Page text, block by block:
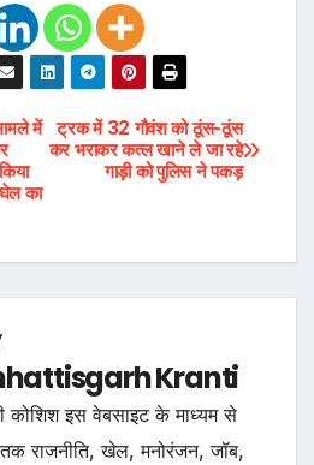
ट्रक में 32 गौवंश को ठूंस-ठूंस
कर भराकर कत्ल खाने ले जा रहे
गाड़ी को पुलिस ने पकड़
में
का
Kranti
कोशिश इस वेबसाइट के माध्यम से
राजनीति, खेल, मनोरंजन, जॉब,